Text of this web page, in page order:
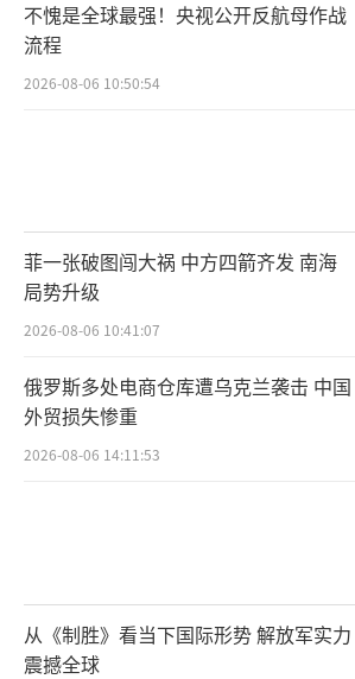
不愧是全球最强！央视公开反航母作战
流程
2026-08-06 10:50:54
菲一张破图闯大祸 中方四箭齐发 南海
局势升级
2026-08-06 10:41:07
俄罗斯多处电商仓库遭乌克兰袭击 中国
外贸损失惨重
2026-08-06 14:11:53
从《制胜》看当下国际形势 解放军实力
震撼全球